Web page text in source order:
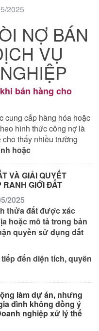
2025
NỢ BÁN
VỤ
bán hàng cho
cung cấp hàng hóa hoặc
hình thức công nợ là
thấy nhiều trường
hoặc
VÀ GIẢI QUYẾT
GIỚI ĐẤT
2025
thửa đấtđược xác
hoặc mô tả trong bản
quyền sử dụng đất
đến diện tích, quyền
làm dự án, nhưng
đình không đồng ý
nghiệp xử lý thế